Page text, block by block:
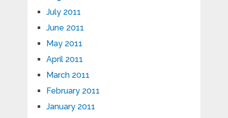
July 2011
June 2011
May 2011
April 2011
March 2011
February 2011
January 2011